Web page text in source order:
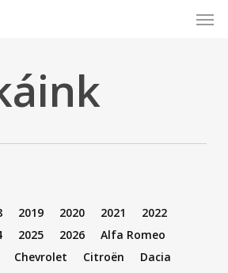
2019 2020 2021
2022
2025 2026
Alfa Romeo
Chevrolet Citroën
Dacia